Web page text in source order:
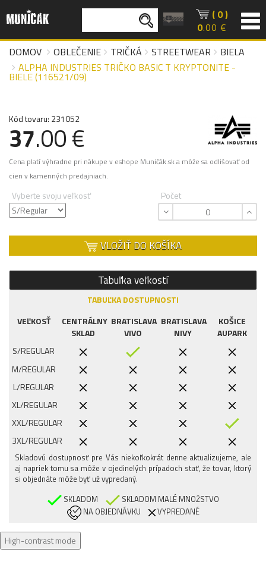
( 0 )
0.00 €
DOMOV
OBLEČENIE TRIČKÁ STREETWEAR
BIELA
ALPHA INDUSTRIES TRIČKO BASIC T KRYPTONITE -
BIELE (116521/09)
Kód tovaru: 231052
37.00 €
Cena platí výhradne pri nákupe v eshope Muničák.sk a môže sa odlišovať od
cien v kamenných predajniach.
Vyberte svoju veľkosť Počet
VLOŽIŤ DO KOŠÍKA
Tabuľka veľkostí
TABUĽKA DOSTUPNOSTI
VEĽKOSŤ
CENTRÁLNY
SKLAD
BRATISLAVA
VIVO
BRATISLAVA
NIVY
KOŠICE
AUPARK
S/REGULAR
M/REGULAR
L/REGULAR
XL/REGULAR
XXL/REGULAR
3XL/REGULAR
Skladovú dostupnosť pre Vás niekoľkokrát denne aktualizujeme, ale
aj napriek tomu sa môže v ojedinelých prípadoch stať, že tovar, ktorý
si objednáte môže byť už vypredaný.
SKLADOM
SKLADOM MALÉ MNOŽSTVO
NA OBJEDNÁVKU
VYPREDANÉ
High-contrast mode